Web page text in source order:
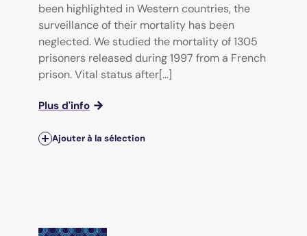
been highlighted in Western countries, the
surveillance of their mortality has been
neglected. We studied the mortality of 1305
prisoners released during 1997 from a French
prison. Vital status after[...]
Plus d'info
Ajouter à la sélection